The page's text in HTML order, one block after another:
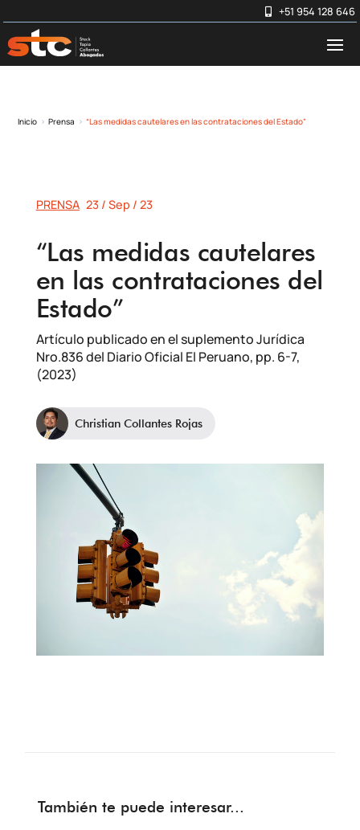
+51 954 128 646
Inicio 5 Prensa 5 “Las medidas cautelares en las contrataciones del Estado”
PRENSA 23 / Sep / 23
“Las medidas cautelares
en las contrataciones del
Estado”
Artículo publicado en el suplemento Jurídica
Nro.836 del Diario Oficial El Peruano, pp. 6-7,
(2023)
Christian Collantes Rojas
También te puede interesar...